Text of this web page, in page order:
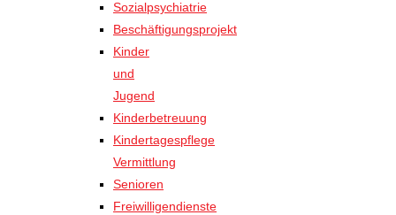
Sozialpsychiatrie
Beschäftigungsprojekt
Kinder
und
Jugend
Kinderbetreuung
Kindertagespflege
Vermittlung
Senioren
Freiwilligendienste